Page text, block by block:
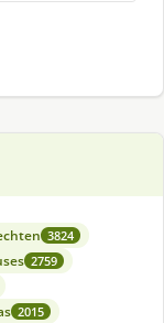
3824
2759
2015